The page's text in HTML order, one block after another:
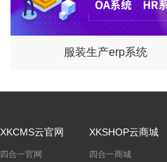
服装生产erp系统
XKCMS云官网
四合一官网
XKSHOP云商城
四合一商城